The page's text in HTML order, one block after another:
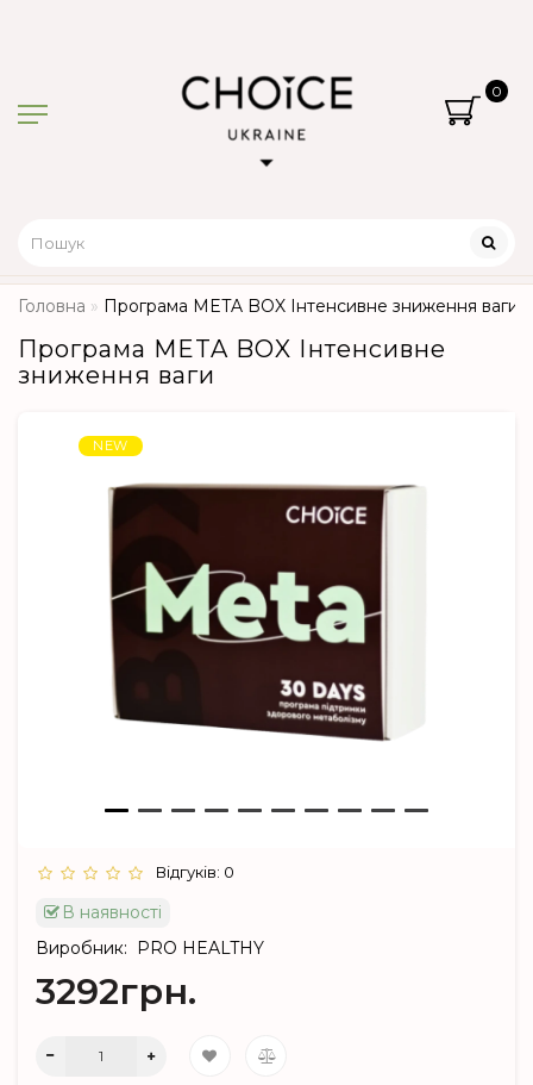
0
Головна Програма META BOX Інтенсивне зниження ваги
Програма META BOX Інтенсивне
зниження ваги
NEW
Відгуків: 0
В наявності
Виробник: PRO HEALTHY
3292грн.